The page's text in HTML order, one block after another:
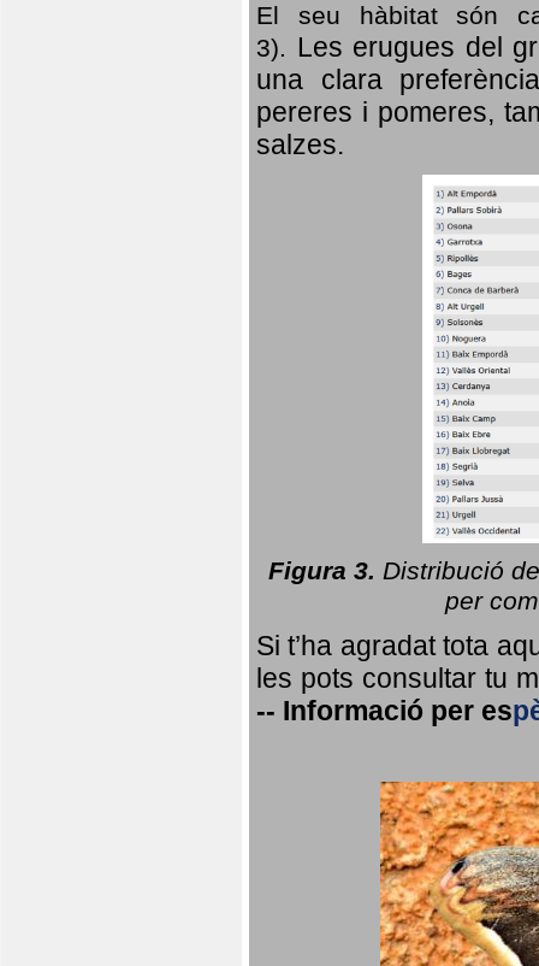
El seu hàbitat són
3). Les erugues del
una clara
pereres i pomeres,
salzes.
Figura 3. Distribució
per
Si t’ha agradat tota
les pots consultar tu
-- Informació per es